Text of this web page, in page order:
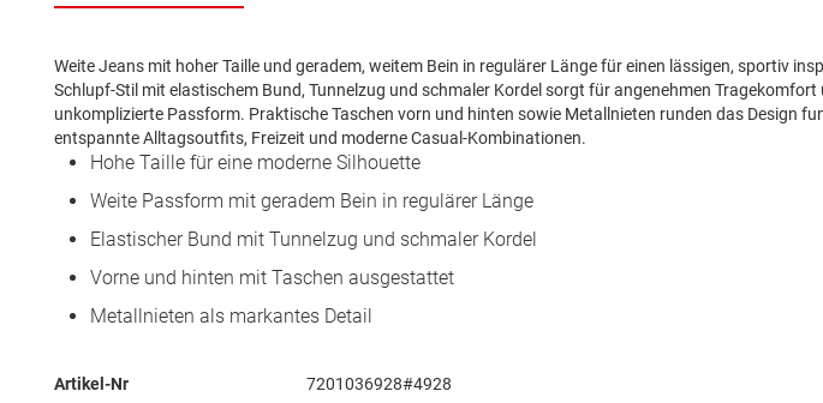
Bildergalerie
Weite Jeans mit hoher Taille und geradem, weitem Bein in regulärer Länge für einen lässigen, sportiv
Schlupf-Stil mit elastischem Bund, Tunnelzug und schmaler Kordel sorgt für angenehmen Tragekomfort
unkomplizierte Passform. Praktische Taschen vorn und hinten sowie Metallnieten runden das Design
entspannte Alltagsoutfits, Freizeit und moderne Casual-Kombinationen.
Hohe Taille für eine moderne Silhouette
Weite Passform mit geradem Bein in regulärer Länge
Elastischer Bund mit Tunnelzug und schmaler Kordel
Vorne und hinten mit Taschen ausgestattet
Metallnieten als markantes Detail
Mehr
Artikel-Nr 7201036928#4928